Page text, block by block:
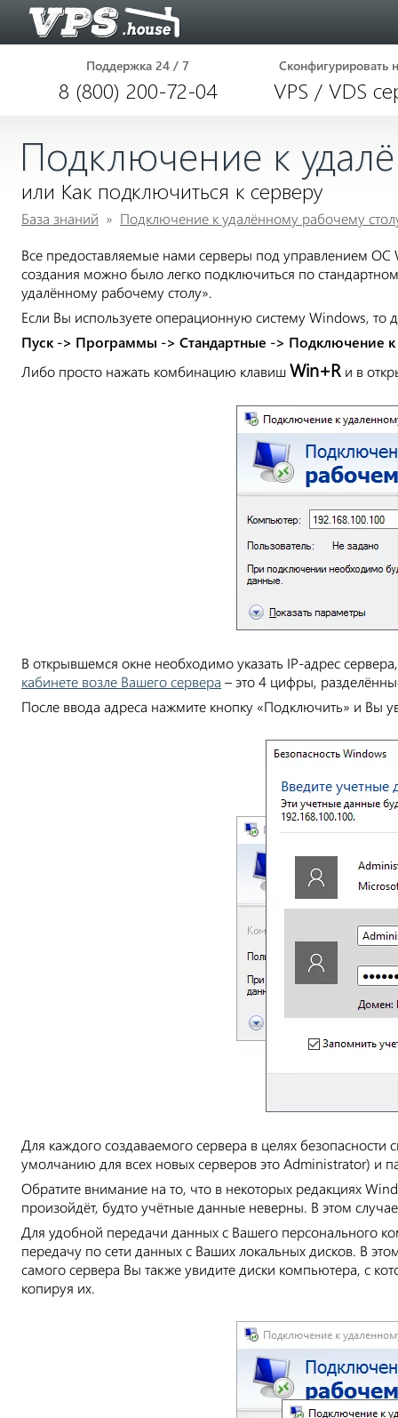
Поддержка 24 / 7
8 (800) 200-72-04
Сконфигурировать
VPS / VDS
Подключение к
или Как подключиться к серверу
База знаний » Подключение к удалённому рабочему
Все предоставляемые нами серверы под управлением
создания можно было легко подключиться по
удалённому рабочему столу».
Если Вы используете операционную систему Windows,
Пуск -> Программы -> Стандартные -> Подключение к
Либо просто нажать комбинацию клавишWin+R и в
В открывшемся окне необходимо указать IP-адрес
кабинете возле Вашего сервера – это 4 цифры,
После ввода адреса нажмите кнопку «Подключить» и Вы
Для каждого создаваемого сервера в целях
умолчанию для всех новых серверов это Administrator) и
Обратите внимание на то, что в некоторых редакциях
произойдёт, будто учётные данные неверны. В этом
Для удобной передачи данных с Вашего персонального
передачу по сети данных с Ваших локальных дисков. В
самого сервера Вы также увидите диски компьютера, с
копируя их.